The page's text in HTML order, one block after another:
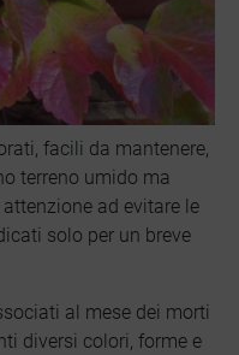
facili da mantenere,
terreno umido ma
ad evitare le
solo per un breve
al mese dei morti
diversi colori, forme e